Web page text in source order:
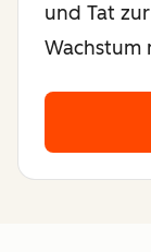
und Tat
Wachstum